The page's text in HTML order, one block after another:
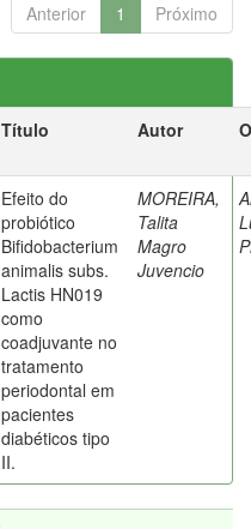
Anterior 1 Próximo
Título Autor
Efeito do
probiótico
Bifidobacterium
animalis subs.
Lactis HN019
como
coadjuvante no
tratamento
periodontal em
pacientes
diabéticos tipo
II.
MOREIRA,
Talita
Magro
Juvencio